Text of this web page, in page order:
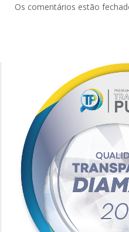
Os comentários estão